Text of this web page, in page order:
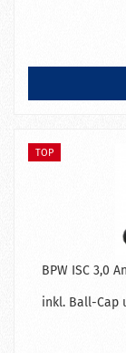
TOP
BPW ISC 3,0
inkl. Ball-Cap